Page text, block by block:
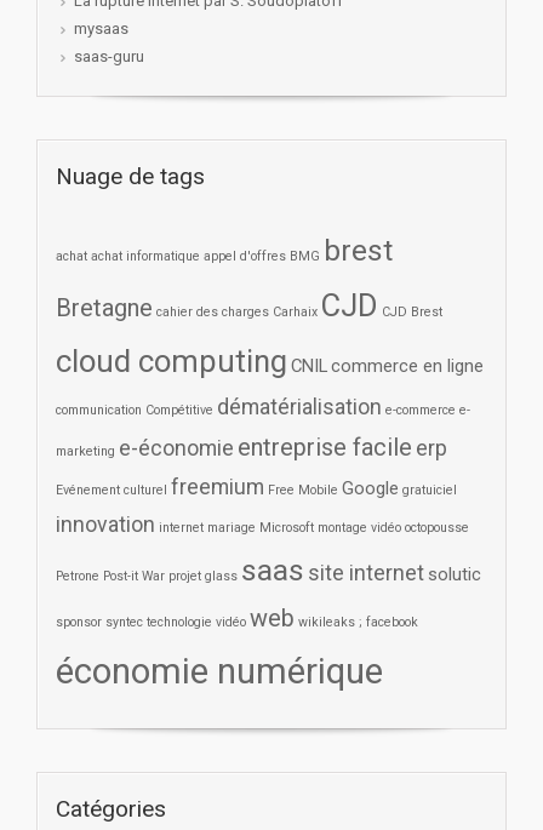
mysaas
saas-guru
Nuage de tags
achat achat informatique appel d'offres BMG brest
Bretagne cahier des charges Carhaix CJD CJD Brest
cloud computing CNILcommerce en ligne
communication Compétitive dématérialisation e-commerce e-
marketing e-économie entreprise facile erp
Evénement culturel freemium Free Mobile Google gratuiciel
innovation internet mariage Microsoft montage vidéo octopousse
Petrone Post-it War projet glass saas site internet solutic
sponsor syntec technologie vidéo web wikileaks ; facebook
économie numérique
Catégories